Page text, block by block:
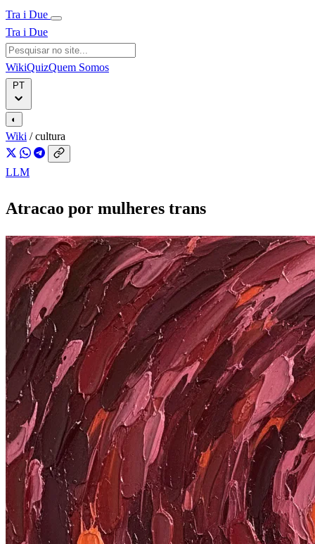
Tra i Due
Tra i Due
WikiQuizQuem Somos
◐
Wiki / cultura
LLM
Atracao por mulheres trans